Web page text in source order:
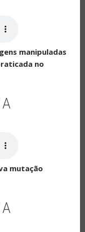
manipuladas
no
mutação